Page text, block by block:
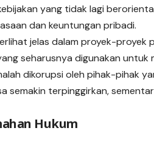
yang tidak lagi
dan keuntungan pribadi.
jelas dalam proyek-proyek
seharusnya digunakan untuk
dikorupsi oleh pihak-pihak
semakin terpinggirkan,
Hukum